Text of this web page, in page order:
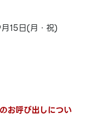
15日(月・祝)
お呼び出しについ